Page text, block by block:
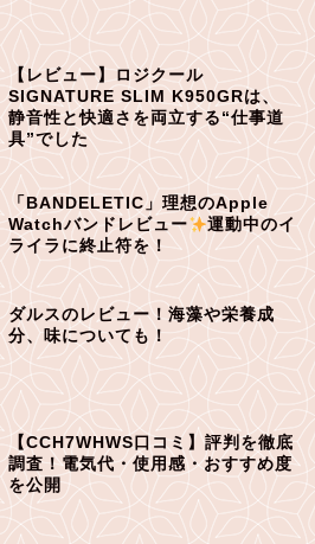
【レビュー】ロジクール
SIGNATURE SLIM K950GRは、
静音性と快適さを両立する“仕事道
具”でした
「BANDELETIC」理想のApple
Watchバンドレビュー
運動中のイ
ライラに終止符を！
ダルスのレビュー！海藻や栄養成
分、味についても！
【CCH7WHWS口コミ】評判を徹底
調査！電気代・使用感・おすすめ度
を公開